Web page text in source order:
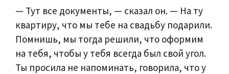
— Тут все документы, — сказал он. — На ту
квартиру, что мы тебе на свадьбу подарили.
Помнишь, мы тогда решили, что оформим
на тебя, чтобы у тебя всегда был свой угол.
Ты просила не напоминать, говорила, что у